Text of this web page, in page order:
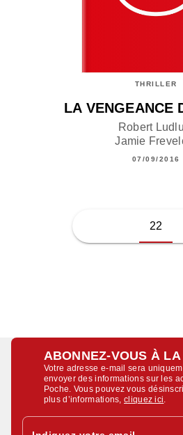
THRILLER
LA VENGEANCE
Robert
Jamie
07/09/2016
22
ABONNEZ-VOUS À
Votre adresse e-mail sera
envoyer des informations sur les
Poche. Vous pouvez vous
plus d’informations,cliquez ici.